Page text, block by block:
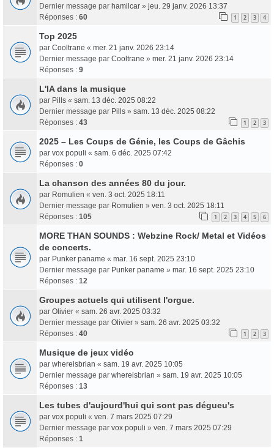
Dernier message par hamilcar » jeu. 29 janv. 2026 13:37
Réponses : 60 1 2 3 4
Top 2025
par Cooltrane « mer. 21 janv. 2026 23:14
Dernier message par Cooltrane » mer. 21 janv. 2026 23:14
Réponses : 9
L'IA dans la musique
par Pills « sam. 13 déc. 2025 08:22
Dernier message par Pills » sam. 13 déc. 2025 08:22
Réponses : 43 1 2 3
2025 – Les Coups de Génie, les Coups de Gâchis
par vox populi « sam. 6 déc. 2025 07:42
Réponses : 0
La chanson des années 80 du jour.
par Romulien « ven. 3 oct. 2025 18:11
Dernier message par Romulien » ven. 3 oct. 2025 18:11
Réponses : 105 1 2 3 4 5 6
MORE THAN SOUNDS : Webzine Rock/ Metal et Vidéos
de concerts.
par Punker paname « mar. 16 sept. 2025 23:10
Dernier message par Punker paname » mar. 16 sept. 2025 23:10
Réponses : 12
Groupes actuels qui utilisent l'orgue.
par Olivier « sam. 26 avr. 2025 03:32
Dernier message par Olivier » sam. 26 avr. 2025 03:32
Réponses : 40 1 2 3
Musique de jeux vidéo
par whereisbrian « sam. 19 avr. 2025 10:05
Dernier message par whereisbrian » sam. 19 avr. 2025 10:05
Réponses : 13
Les tubes d'aujourd'hui qui sont pas dégueu's
par vox populi « ven. 7 mars 2025 07:29
Dernier message par vox populi » ven. 7 mars 2025 07:29
Réponses : 1